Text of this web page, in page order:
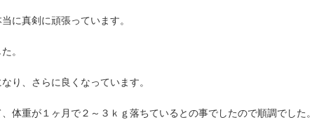
に真剣に頑張っています。
。
り、さらに良くなっています。
体重が１ヶ月で２～３ｋｇ落ちているとの事でしたので順調でした。